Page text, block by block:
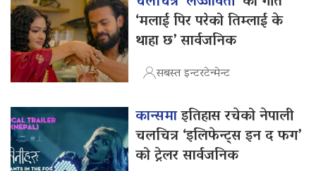
‘मलाई पिर परेको तिम्लाई के
थाहा छ’ सार्वजनिक
सबस्त इन्टरटेन्मेन्ट
कान्समाइतिहास रचेको नेपाली
चलचित्र ‘इलिफेन्ट्स इन द फग’
को ट्रेलर सार्वजनिक